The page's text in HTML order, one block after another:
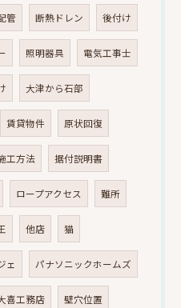
管 断熱ドレン 後付け
照明器具 電気工事士
大津から石部
賃貸物件 原状回復
工方法 据付説明書
ロープアクセス 難所
他店 猫
ェ パナソニックホームズ
喜工務店 壁穴位置